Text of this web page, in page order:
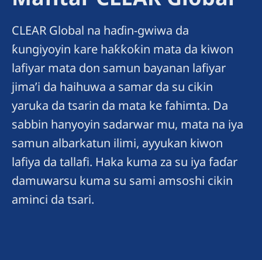
CLEAR Global na haɗin-gwiwa da
ƙungiyoyin kare haƙƙoƙin mata da kiwon
lafiyar mata don samun bayanan lafiyar
jima’i da haihuwa a samar da su cikin
yaruka da tsarin da mata ke fahimta. Da
sabbin hanyoyin sadarwar mu, mata na iya
samun albarkatun ilimi, ayyukan kiwon
lafiya da tallafi. Haka kuma za su iya faɗar
damuwarsu kuma su sami amsoshi cikin
aminci da tsari.